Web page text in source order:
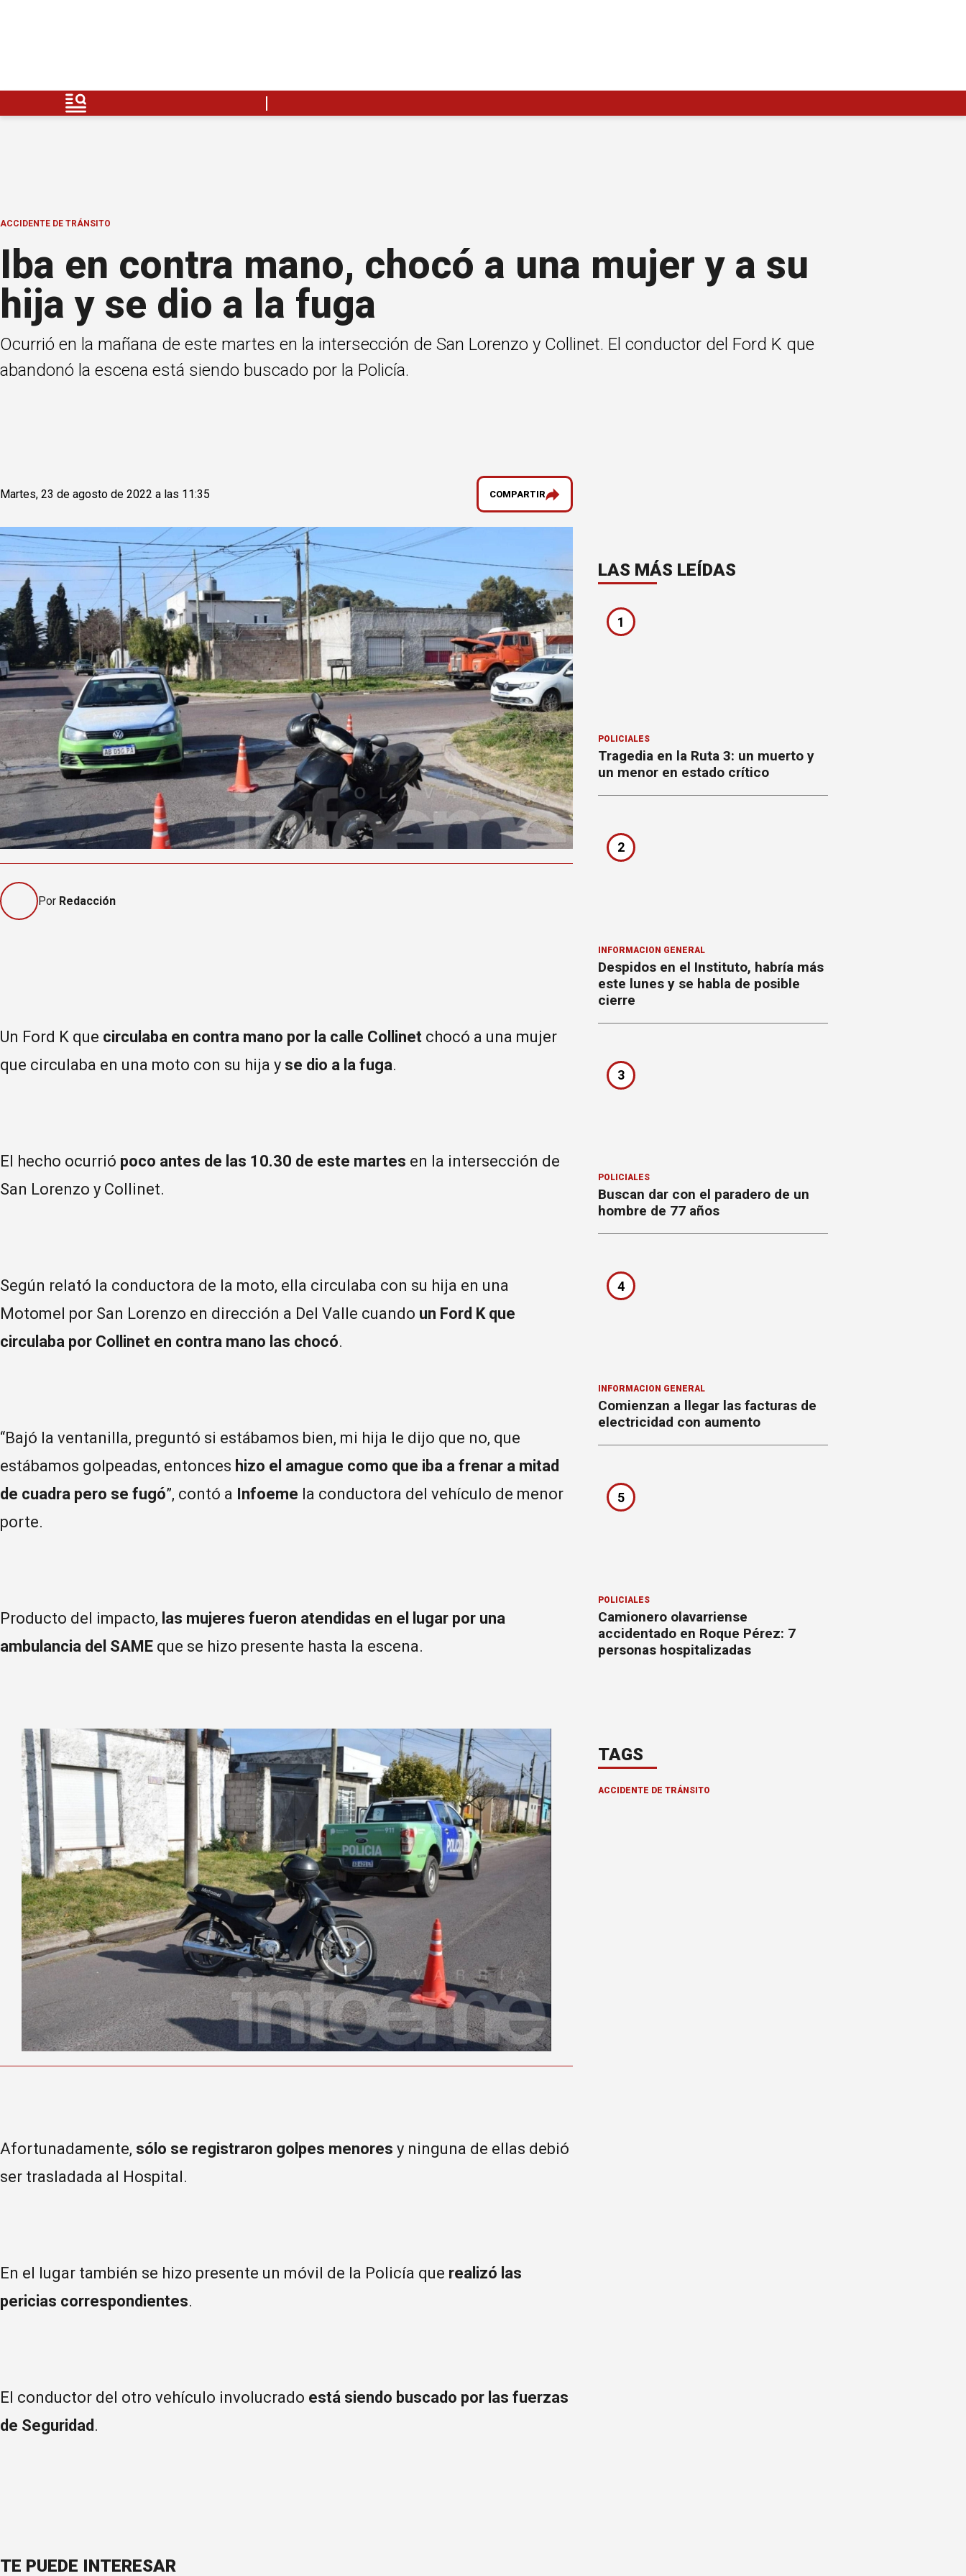
ACCIDENTE DE TRÁNSITO
Iba en contra mano, chocó a una mujer y a su
hija y se dio a la fuga
Ocurrió en la mañana de este martes en la intersección de San Lorenzo y Collinet. El conductor del Ford K que
abandonó la escena está siendo buscado por la Policía.
Martes, 23 de agosto de 2022 a las 11:35 COMPARTIR
Por Redacción
Un Ford K que circulaba en contra mano por la calle Collinet chocó a una mujer
que circulaba en una moto con su hija y se dio a la fuga.
El hecho ocurrió poco antes de las 10.30 de este martes en la intersección de
San Lorenzo y Collinet.
Según relató la conductora de la moto, ella circulaba con su hija en una
Motomel por San Lorenzo en dirección a Del Valle cuando un Ford K que
circulaba por Collinet en contra mano las chocó.
“Bajó la ventanilla, preguntó si estábamos bien, mi hija le dijo que no, que
estábamos golpeadas, entonces hizo el amague como que iba a frenar a mitad
de cuadra pero se fugó”, contó a Infoeme la conductora del vehículo de menor
porte.
Producto del impacto, las mujeres fueron atendidas en el lugar por una
ambulancia del SAME que se hizo presente hasta la escena.
Afortunadamente, sólo se registraron golpes menores y ninguna de ellas debió
ser trasladada al Hospital.
En el lugar también se hizo presente un móvil de la Policía que realizó las
pericias correspondientes.
El conductor del otro vehículo involucrado está siendo buscado por las fuerzas
de Seguridad .
TE PUEDE INTERESAR
LAS MÁS LEÍDAS
1
POLICIALES
Tragedia en la Ruta 3: un muerto y
un menor en estado crítico
2
INFORMACION GENERAL
Despidos en el Instituto, habría más
este lunes y se habla de posible
cierre
3
POLICIALES
Buscan dar con el paradero de un
hombre de 77 años
4
INFORMACION GENERAL
Comienzan a llegar las facturas de
electricidad con aumento
5
POLICIALES
Camionero olavarriense
accidentado en Roque Pérez: 7
personas hospitalizadas
TAGS
ACCIDENTE DE TRÁNSITO